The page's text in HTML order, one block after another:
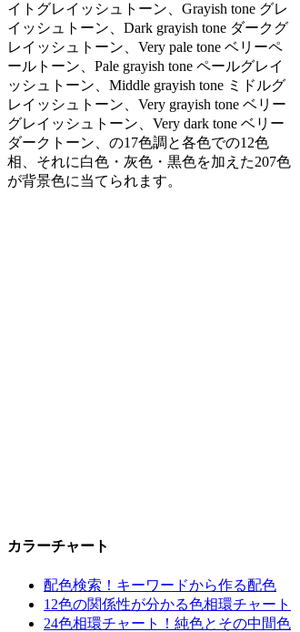
イトグレイッシュトーン、Grayish tone グレ
イッシュトーン、Dark grayish tone ダークグ
レイッシュトーン、Very pale tone ベリーペ
ールトーン、Pale grayish tone ペールグレイ
ッシュトーン、Middle grayish tone ミドルグ
レイッシュトーン、Very grayish tone ベリー
グレイッシュトーン、Very dark tone ベリー
ダークトーン、の17色調と各色での12色
相、それに白色・灰色・黒色を加えた207色
が背景色に当てられます。
カラーチャート
配色検索！キーワードから作る配色
12色の関係性が分かる色相環チャート
24色相環チャート！純色とその中間色